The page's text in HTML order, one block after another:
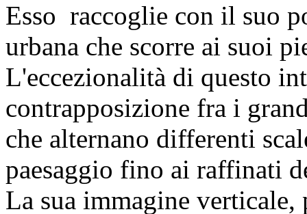
Esso raccoglie con il suo
urbana che scorre ai suoi
L'eccezionalità di questo
contrapposizione fra i
che alternano differenti
paesaggio fino ai raffinati
La sua immagine verticale,